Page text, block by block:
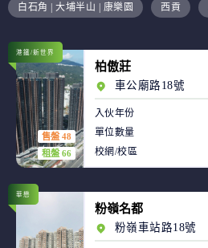
白石角 | 大埔半山 | 康樂園 西貢
售盤 48
租盤 66
港鐵/新世界
柏傲莊
車公廟路18號
入伙年份
單位數量
校網/校區
華懋
粉嶺名都
粉嶺車站路18號